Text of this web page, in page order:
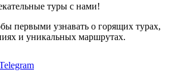
туры с нами!
первыми узнавать о горящих турах,
и уникальных маршрутах.